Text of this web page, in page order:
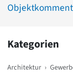
Kategorien
Architektur ›